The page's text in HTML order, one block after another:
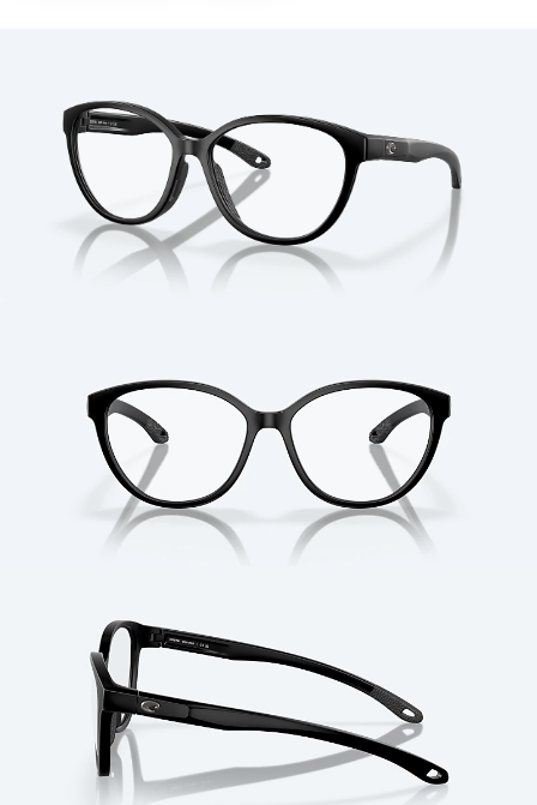
Precio: Sin cargo
Cantidad: